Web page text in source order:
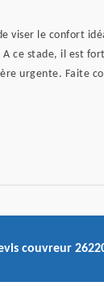
viser le confort
ce stade, il est
urgente. Faite
couvreur